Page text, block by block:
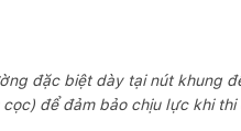
đặc biệt dày tại nút khung
để đảm bảo chịu lực khi thi